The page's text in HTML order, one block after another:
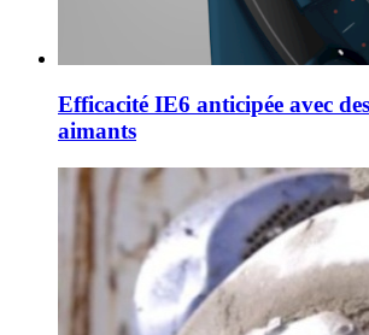
Efficacité IE6 anticipée avec
aimants